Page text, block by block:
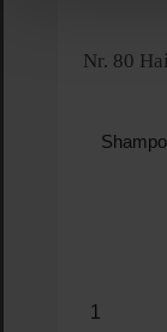
Nr. 80